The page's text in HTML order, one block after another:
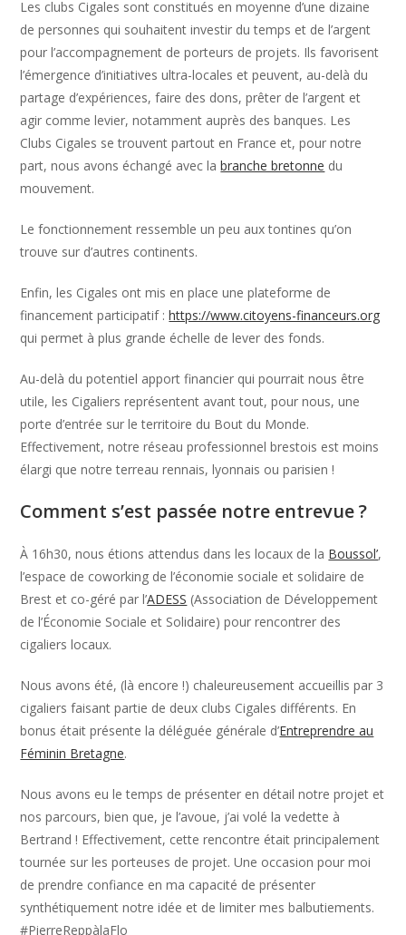
Les clubs Cigales sont constitués en moyenne d’une dizaine
de personnes qui souhaitent investir du temps et de l’argent
pour l’accompagnement de porteurs de projets. Ils favorisent
l’émergence d’initiatives ultra-locales et peuvent, au-delà du
partage d’expériences, faire des dons, prêter de l’argent et
agir comme levier, notamment auprès des banques. Les
Clubs Cigales se trouvent partout en France et, pour notre
part, nous avons échangé avec labranche bretonne du
mouvement.
Le fonctionnement ressemble un peu aux tontines qu’on
trouve sur d’autres continents.
Enfin, les Cigales ont mis en place une plateforme de
financement participatif :https://www.citoyens-financeurs.org
qui permet à plus grande échelle de lever des fonds.
Au-delà du potentiel apport financier qui pourrait nous être
utile, les Cigaliers représentent avant tout, pour nous, une
porte d’entrée sur le territoire du Bout du Monde.
Effectivement, notre réseau professionnel brestois est moins
élargi que notre terreau rennais, lyonnais ou parisien !
Comment s’est passée notre entrevue ?
À 16h30, nous étions attendus dans les locaux de la Boussol’,
l’espace de coworking de l’économie sociale et solidaire de
Brest et co-géré par l’ADESS (Association de Développement
de l’Économie Sociale et Solidaire) pour rencontrer des
cigaliers locaux.
Nous avons été, (là encore !) chaleureusement accueillis par 3
cigaliers faisant partie de deux clubs Cigales différents. En
bonus était présente la déléguée générale d’Entreprendre au
Féminin Bretagne.
Nous avons eu le temps de présenter en détail notre projet et
nos parcours, bien que, je l’avoue, j’ai volé la vedette à
Bertrand ! Effectivement, cette rencontre était principalement
tournée sur les porteuses de projet. Une occasion pour moi
de prendre confiance en ma capacité de présenter
synthétiquement notre idée et de limiter mes balbutiements.
#PierreReppàlaFlo